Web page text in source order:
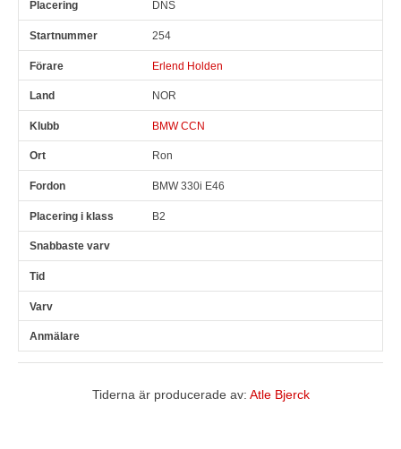
DNS
254
Erlend Holden
NOR
BMW CCN
Ron
BMW 330i E46
B2
Tiderna är producerade av: Atle Bjerck